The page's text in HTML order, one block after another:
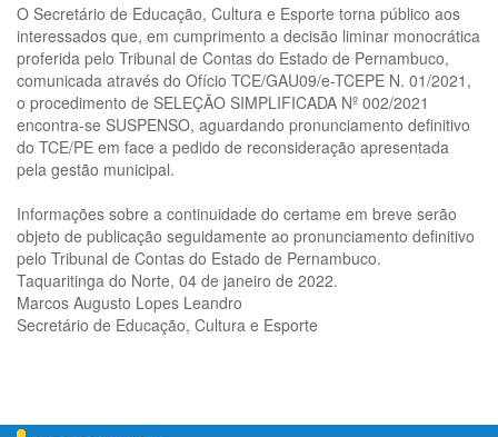
O Secretário de Educação, Cultura e Esporte torna público aos
interessados que, em cumprimento a decisão liminar monocrática
proferida pelo Tribunal de Contas do Estado de Pernambuco,
comunicada através do Ofício TCE/GAU09/e-TCEPE N. 01/2021,
o procedimento de SELEÇÃO SIMPLIFICADA Nº 002/2021
encontra-se SUSPENSO, aguardando pronunciamento definitivo
do TCE/PE em face a pedido de reconsideração apresentada
pela gestão municipal.
Informações sobre a continuidade do certame em breve serão
objeto de publicação seguidamente ao pronunciamento definitivo
pelo Tribunal de Contas do Estado de Pernambuco.
Taquaritinga do Norte, 04 de janeiro de 2022.
Marcos Augusto Lopes Leandro
Secretário de Educação, Cultura e Esporte